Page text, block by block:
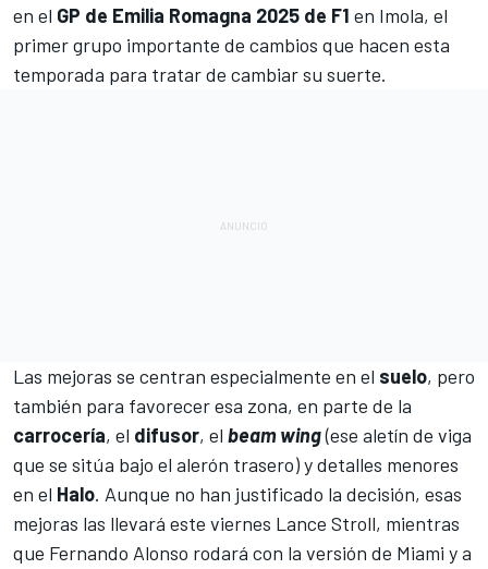
en el GP de Emilia Romagna 2025 de F1 en Imola, el
primer grupo importante de cambios que hacen esta
temporada para tratar de cambiar su suerte.
Las mejoras se centran especialmente en el suelo, pero
también para favorecer esa zona, en parte de la
carrocería, el difusor, el beam wing(ese aletín de viga
que se sitúa bajo el alerón trasero) y detalles menores
en el Halo. Aunque no han justificado la decisión, esas
mejoras las llevará este viernes Lance Stroll, mientras
que Fernando Alonso rodará con la versión de Miami y a